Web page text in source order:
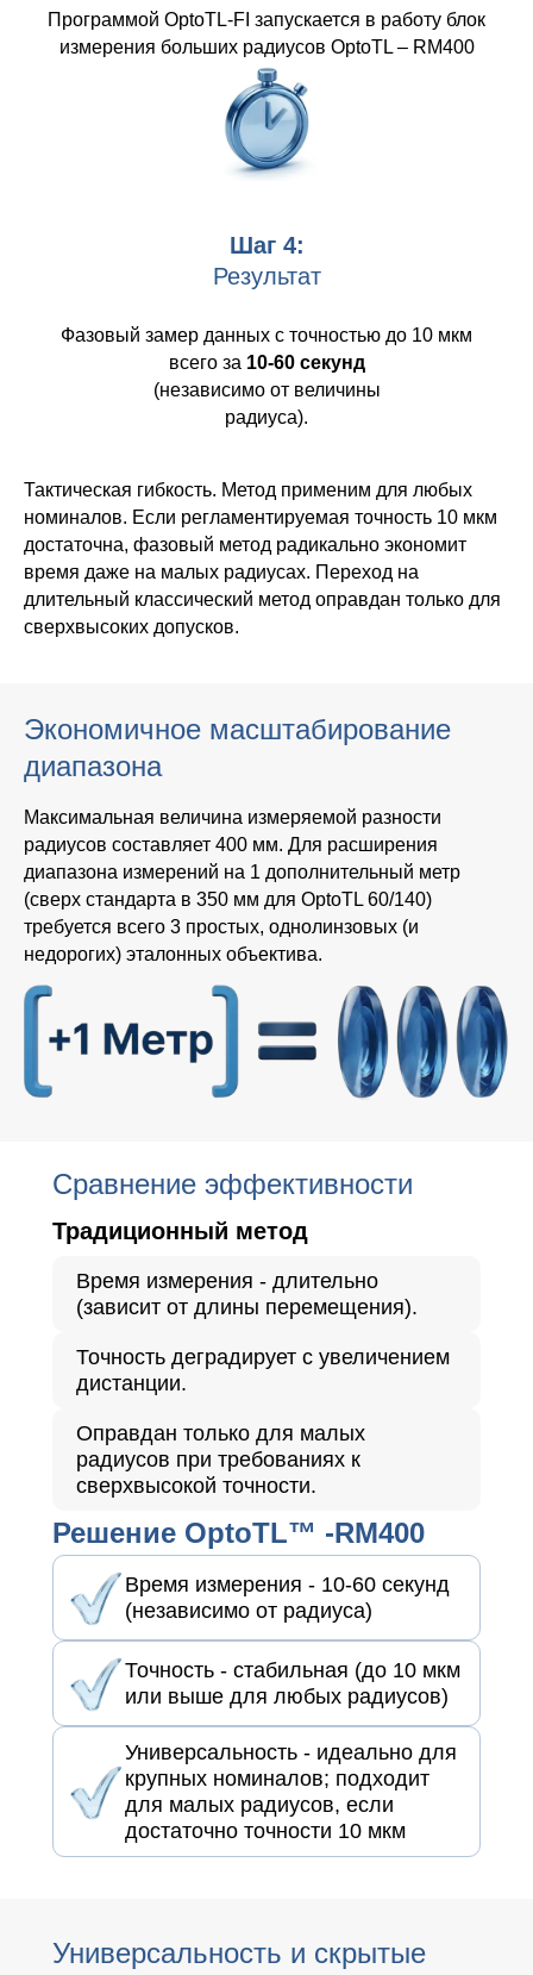
Программой OptoTL-FI запускается в работу блок
измерения больших радиусов OptoTL – RM400
Шаг 4:
Результат
Фазовый замер данных с точностью до 10 мкм
всего за 10-60 секунд
(независимо от величины
радиуса).
Тактическая гибкость. Метод применим для любых
номиналов. Если регламентируемая точность 10 мкм
достаточна, фазовый метод радикально экономит
время даже на малых радиусах. Переход на
длительный классический метод оправдан только для
сверхвысоких допусков.
Экономичное масштабирование
диапазона
Максимальная величина измеряемой разности
радиусов составляет 400 мм. Для расширения
диапазона измерений на 1 дополнительный метр
(сверх стандарта в 350 мм для OptoTL 60/140)
требуется всего 3 простых, однолинзовых (и
недорогих) эталонных объектива.
Сравнение эффективности
Традиционный метод
Время измерения - длительно
(зависит от длины перемещения).
Точность деградирует с увеличением
дистанции.
Оправдан только для малых
радиусов при требованиях к
сверхвысокой точности.
Решение OptoTL™ -RM400
Время измерения - 10-60 секунд
(независимо от радиуса)
Точность - стабильная (до 10 мкм
или выше для любых радиусов)
Универсальность - идеально для
крупных номиналов; подходит
для малых радиусов, если
достаточно точности 10 мкм
Универсальность и скрытые